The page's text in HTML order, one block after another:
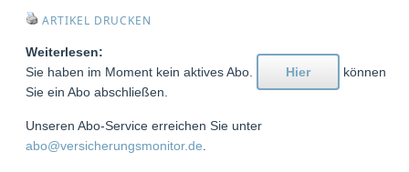
ARTIKEL DRUCKEN
Weiterlesen:
Sie haben im Moment kein aktives Abo.
Hier
können
Sie ein Abo abschließen.
Unseren Abo-Service erreichen Sie unter
abo@versicherungsmonitor.de